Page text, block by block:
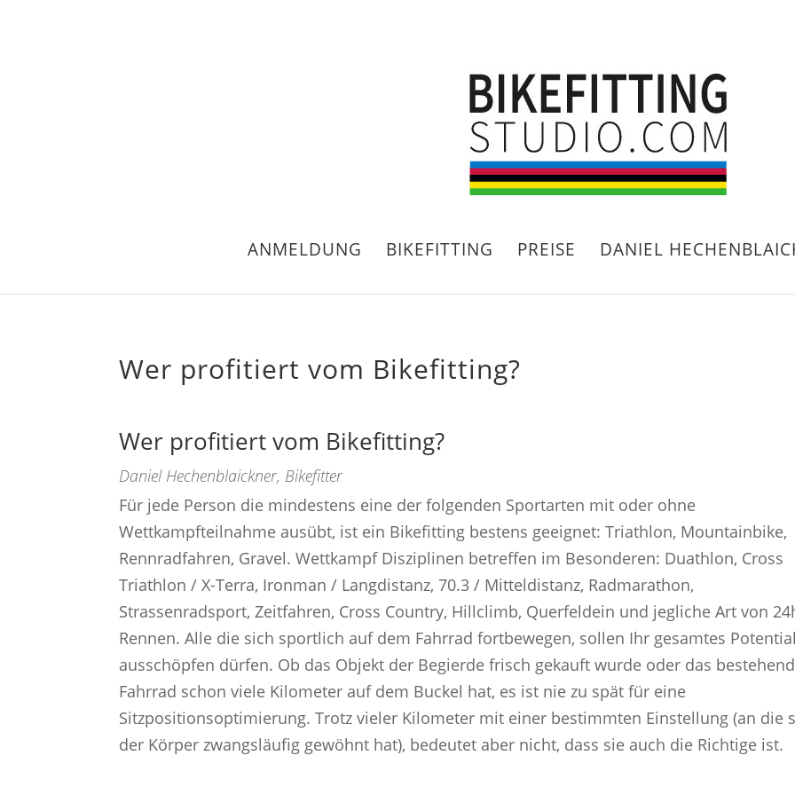
ANMELDUNG BIKEFITTING PREISE DANIEL
Wer profitiert vom Bikefitting?
Wer profitiert vom Bikefitting?
Daniel Hechenblaickner, Bikefitter
Für jede Person die mindestens eine der folgenden Sportarten mit oder ohne
Wettkampfteilnahme ausübt, ist ein Bikefitting bestens geeignet: Triathlon, Mountainbike,
Rennradfahren, Gravel. Wettkampf Disziplinen betreffen im Besonderen: Duathlon, Cross
Triathlon / X-Terra, Ironman / Langdistanz, 70.3 / Mitteldistanz, Radmarathon,
Strassenradsport, Zeitfahren, Cross Country, Hillclimb, Querfeldein und jegliche Art von
Rennen. Alle die sich sportlich auf dem Fahrrad fortbewegen, sollen Ihr gesamtes Potential
ausschöpfen dürfen. Ob das Objekt der Begierde frisch gekauft wurde oder das
Fahrrad schon viele Kilometer auf dem Buckel hat, es ist nie zu spät für eine
Sitzpositionsoptimierung. Trotz vieler Kilometer mit einer bestimmten Einstellung (an die
der Körper zwangsläufig gewöhnt hat), bedeutet aber nicht, dass sie auch die Richtige ist.